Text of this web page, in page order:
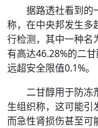
据路透社看到的
称，在中央邦发生多
行检测，其中一种名
有高达46.28%的二
远超安全限值0.1%。
二甘醇用于防冻
生组织称，这可能引
而急性肾损伤甚至可